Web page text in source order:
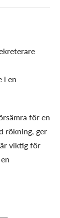
i en
för en
rökning, ger
viktig för